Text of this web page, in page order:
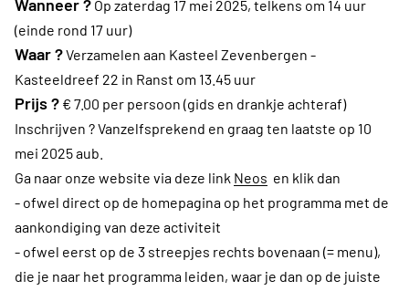
Wanneer ? Op zaterdag 17 mei 2025, telkens om 14 uur
(einde rond 17 uur)
Waar ?Verzamelen aan Kasteel Zevenbergen -
Kasteeldreef 22 in Ranst om 13.45 uur
Prijs ? € 7.00 per persoon (gids en drankje achteraf)
Inschrijven ?Vanzelfsprekend en graag ten laatste op 10
mei 2025 aub.
Ga naar onze website via deze link Neos en klik dan
- ofwel direct op de homepagina op het programma met de
aankondiging van deze activiteit
- ofwel eerst op de 3 streepjes rechts bovenaan (= menu),
die je naar het programma leiden, waar je dan op de juiste